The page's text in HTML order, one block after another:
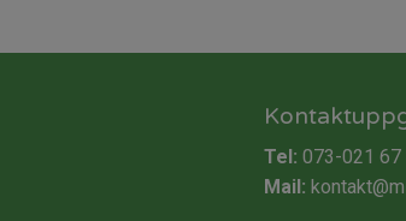
Tel: 073-021 67
Mail: